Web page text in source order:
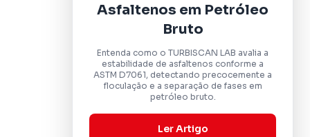
Asfaltenos em Petróleo
Bruto
Entenda como o TURBISCAN LAB avalia a
estabilidade de asfaltenos conforme a
ASTM D7061, detectando precocemente a
floculação e a separação de fases em
petróleo bruto.
Ler Artigo